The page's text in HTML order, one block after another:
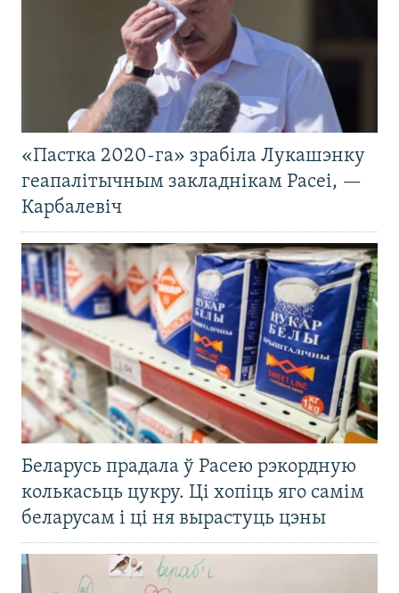
«Пастка 2020-га» зрабіла Лукашэнку
геапалітычным закладнікам Расеі, —
Карбалевіч
Беларусь прадала ў Расею рэкордную
колькасьць цукру. Ці хопіць яго самім
беларусам і ці ня вырастуць цэны